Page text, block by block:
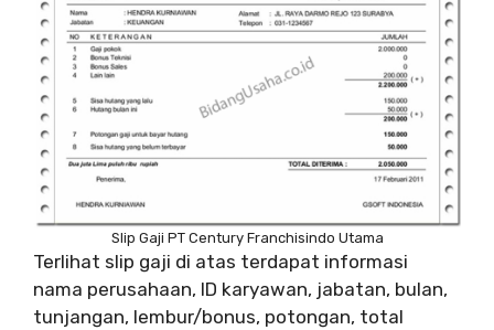
Slip Gaji PT Century Franchisindo Utama
Terlihat slip gaji di atas terdapat informasi
nama perusahaan, ID karyawan, jabatan, bulan,
tunjangan, lembur/bonus, potongan, total